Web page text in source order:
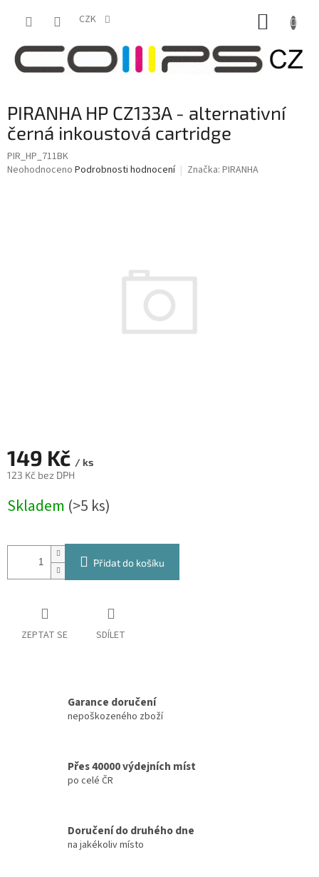
CZK
PIRANHA HP CZ133A - alternativní
černá inkoustová cartridge
PIR_HP_711BK
Průměrné
Neohodnoceno Podrobnosti hodnocení Značka: PIRANHA
149 Kč / ks
123 Kč bez DPH
cena:
Skladem (>5 ks)
Přidat do košíku
ZEPTAT SE SDÍLET
Garance doručení
nepoškozeného zboží
Přes 40000 výdejních míst
po celé ČR
Doručení do druhého dne
na jakékoliv místo